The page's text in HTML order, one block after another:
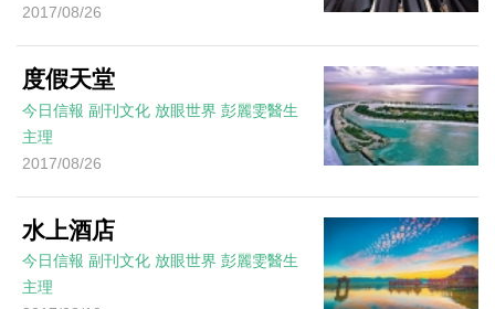
2017/08/26
度假天堂
今日信報 副刊文化 放眼世界 彭麗雯醫生
主理
2017/08/26
水上酒店
今日信報 副刊文化 放眼世界 彭麗雯醫生
主理